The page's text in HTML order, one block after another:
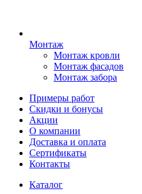
Монтаж
Монтаж кровли
Монтаж фасадов
Монтаж забора
Примеры работ
Скидки и бонусы
Акции
О компании
Доставка и оплата
Сертификаты
Контакты
Каталог